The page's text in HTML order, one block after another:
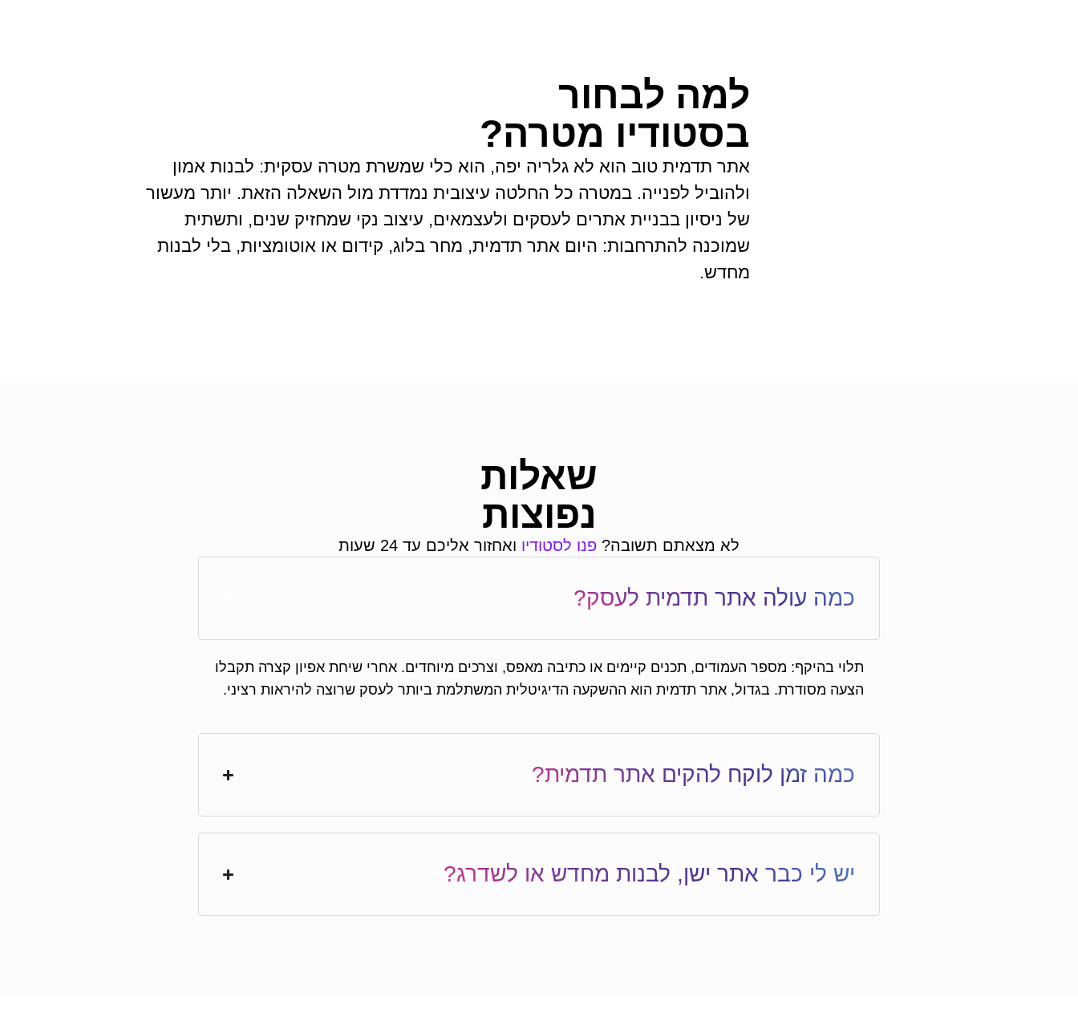
למה לבחור
בסטודיו מטרה?
אתר תדמית טוב הוא לא גלריה יפה, הוא כלי שמשרת מטרה עסקית: לבנות אמון
ולהוביל לפנייה. במטרה כל החלטה עיצובית נמדדת מול השאלה הזאת. יותר מעשור
של ניסיון בבניית אתרים לעסקים ולעצמאים, עיצוב נקי שמחזיק שנים, ותשתית
שמוכנה להתרחבות: היום אתר תדמית, מחר בלוג, קידום או אוטומציות, בלי לבנות
מחדש.
שאלות
נפוצות
לא מצאתם תשובה? פנו לסטודיו ואחזור אליכם עד 24 שעות
כמה עולה אתר תדמית לעסק?
תלוי בהיקף: מספר העמודים, תכנים קיימים או כתיבה מאפס, וצרכים מיוחדים. אחרי שיחת אפיון קצרה תקבלו
הצעה מסודרת. בגדול, אתר תדמית הוא ההשקעה הדיגיטלית המשתלמת ביותר לעסק שרוצה להיראות רציני.
כמה זמן לוקח להקים אתר תדמית?
יש לי כבר אתר ישן, לבנות מחדש או לשדרג?